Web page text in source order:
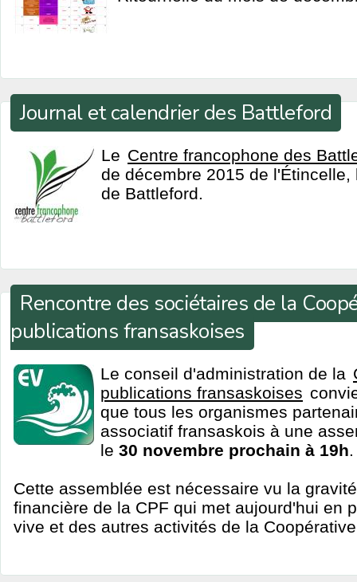
Journal et calendrier des Battleford
Le Centre francophone des
de décembre 2015 de
de Battleford.
Rencontre des sociétaires de la
publications fransaskoises
Le conseil d'administration de la
publications fransaskoises
que tous les organismes
associatif fransaskois à une
le 30 novembre prochain à 19h.
Cette assemblée est nécessaire vu la
financière de la CPF qui met aujourd'hui en
vive et des autres activités de la